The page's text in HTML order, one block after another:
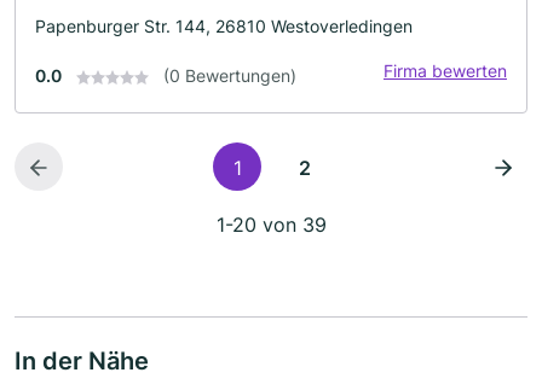
Papenburger Str. 144, 26810 Westoverledingen
0.0 (0 Bewertungen) Firma bewerten
1 2
1-20 von 39
In der Nähe